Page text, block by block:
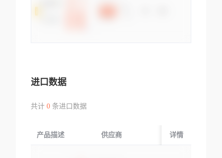
进口数据
共计 0条进口数据
产品描述 供应商 起运国/地区
详情